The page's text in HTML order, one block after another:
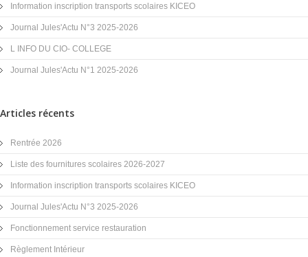
Information inscription transports scolaires KICEO
Journal Jules'Actu N°3 2025-2026
L INFO DU CIO- COLLEGE
Journal Jules'Actu N°1 2025-2026
Articles récents
Rentrée 2026
Liste des fournitures scolaires 2026-2027
Information inscription transports scolaires KICEO
Journal Jules'Actu N°3 2025-2026
Fonctionnement service restauration
Règlement Intérieur